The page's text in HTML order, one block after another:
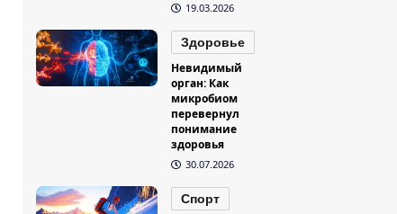
19.03.2026
Здоровье
Невидимый
орган: Как
микробиом
перевернул
понимание
здоровья
30.07.2026
Спорт